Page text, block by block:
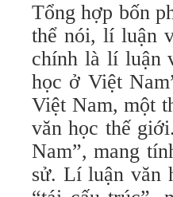
Tổng hợp bốn
thể nói, lí luận
chính là lí luận
học ở Việt
Việt Nam, một
văn học thế
Nam”, mang
sử. Lí luận văn